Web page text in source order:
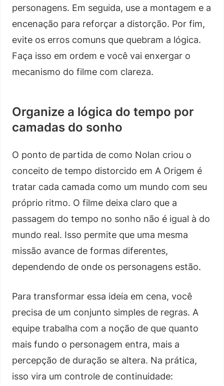
personagens. Em seguida, use a montagem e a
encenação para reforçar a distorção. Por fim,
evite os erros comuns que quebram a lógica.
Faça isso em ordem e você vai enxergar o
mecanismo do filme com clareza.
Organize a lógica do tempo por
camadas do sonho
O ponto de partida de como Nolan criou o
conceito de tempo distorcido em A Origem é
tratar cada camada como um mundo com seu
próprio ritmo. O filme deixa claro que a
passagem do tempo no sonho não é igual à do
mundo real. Isso permite que uma mesma
missão avance de formas diferentes,
dependendo de onde os personagens estão.
Para transformar essa ideia em cena, você
precisa de um conjunto simples de regras. A
equipe trabalha com a noção de que quanto
mais fundo o personagem entra, mais a
percepção de duração se altera. Na prática,
isso vira um controle de continuidade: